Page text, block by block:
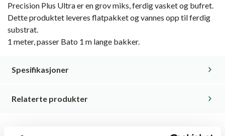
Precision Plus Ultra er en grov miks, ferdig vasket og bufret.
Dette produktet leveres flatpakket og vannes opp til ferdig
substrat.
1 meter, passer Bato 1 m lange bakker.
Spesifikasjoner
Relaterte produkter